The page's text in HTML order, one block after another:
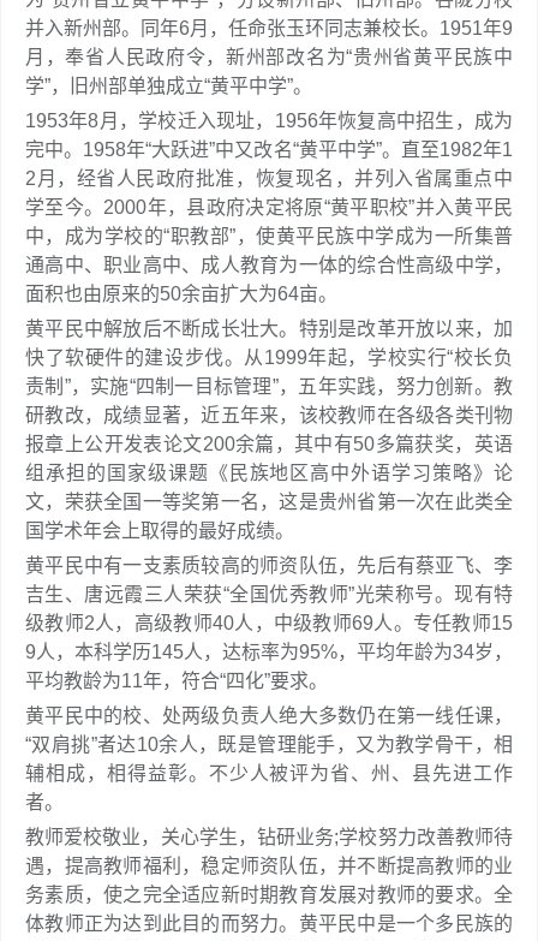
并入新州部。同年6月，任命张玉环同志兼校长。1951年9
月，奉省人民政府令，新州部改名为“贵州省黄平民族中
学”，旧州部单独成立“黄平中学”。
1953年8月，学校迁入现址，1956年恢复高中招生，成为
完中。1958年“大跃进”中又改名“黄平中学”。直至1982年1
2月，经省人民政府批准，恢复现名，并列入省属重点中
学至今。2000年，县政府决定将原“黄平职校”并入黄平民
中，成为学校的“职教部”，使黄平民族中学成为一所集普
通高中、职业高中、成人教育为一体的综合性高级中学，
面积也由原来的50余亩扩大为64亩。
黄平民中解放后不断成长壮大。特别是改革开放以来，加
快了软硬件的建设步伐。从1999年起，学校实行“校长负
责制”，实施“四制一目标管理”，五年实践，努力创新。教
研教改，成绩显著，近五年来，该校教师在各级各类刊物
报章上公开发表论文200余篇，其中有50多篇获奖，英语
组承担的国家级课题《民族地区高中外语学习策略》论
文，荣获全国一等奖第一名，这是贵州省第一次在此类全
国学术年会上取得的最好成绩。
黄平民中有一支素质较高的师资队伍，先后有蔡亚飞、李
吉生、唐远霞三人荣获“全国优秀教师”光荣称号。现有特
级教师2人，高级教师40人，中级教师69人。专任教师15
9人，本科学历145人，达标率为95%，平均年龄为34岁，
平均教龄为11年，符合“四化”要求。
黄平民中的校、处两级负责人绝大多数仍在第一线任课，
“双肩挑”者达10余人，既是管理能手，又为教学骨干，相
辅相成，相得益彰。不少人被评为省、州、县先进工作
者。
教师爱校敬业，关心学生，钻研业务;学校努力改善教师待
遇，提高教师福利，稳定师资队伍，并不断提高教师的业
务素质，使之完全适应新时期教育发展对教师的要求。全
体教师正为达到此目的而努力。黄平民中是一个多民族的